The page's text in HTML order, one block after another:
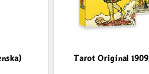
Tarot Original